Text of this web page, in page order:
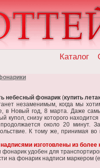
Каталог
небесный фонарик (купить
незаменимым, когда мы
в Новый год, 8 марта. Даже
купол, снизу которого
около 20 минут.
К тому же, принимая
изготовлены из более
удобен для
на фонарик надписи маркером